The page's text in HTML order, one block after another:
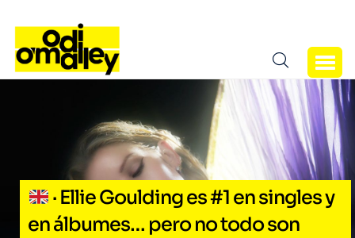
· Ellie Goulding es #1 en singles y
en álbumes… pero no todo son